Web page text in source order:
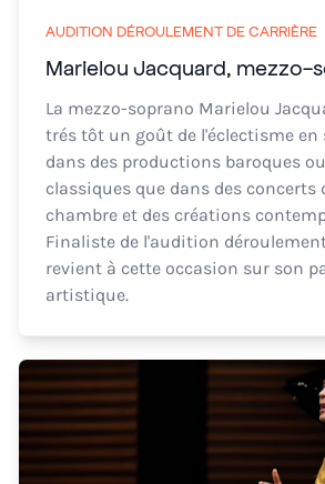
AUDITION DÉROULEMENT DE CARRIÈRE
Marielou Jacquard, mezzo-
La mezzo-soprano Marielou
trés tôt un goût de l'éclectisme
dans des productions baroques ou
classiques que dans des concerts
chambre et des créations
Finaliste de l'audition
revient à cette occasion sur son
artistique.